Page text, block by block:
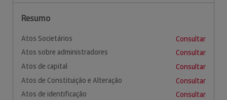
Resumo
Atos Societários
Consultar
Atos sobre administradores
Consultar
Atos de capital
Consultar
Atos de Constituição e Alteração
Consultar
Atos de identificação
Consultar